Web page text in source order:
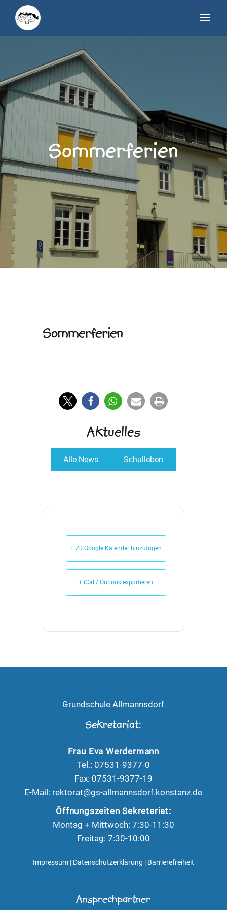
Sommerferien
Sommerferien
Aktuelles
Alle News Schulleben
+ Zu Google Kalender hinzufügen
+ iCal / Outlook exportieren
Grundschule Allmannsdorf
Sekretariat:
Frau Eva Werdermann
Tel.: 07531-9377-0
Fax: 07531-9377-19
E-Mail: rektorat@gs-allmannsdorf.konstanz.de
Öffnungszeiten Sekretariat:
Montag + Mittwoch: 7:30-11:30
Freitag: 7:30-10:00
Impressum| Datenschutzerklärung | Barrierefreiheit
Ansprechpartner